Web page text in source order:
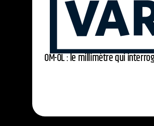
OM-OL : le millimètre qui